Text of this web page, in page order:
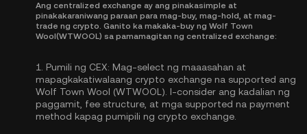
Ang centralized exchange ay ang pinakasimple at
pinakakaraniwang paraan para mag-buy, mag-hold, at mag-
trade ng crypto. Ganito ka makaka-buy ng Wolf Town
Wool(WTWOOL) sa pamamagitan ng centralized exchange:
1. Pumili ng CEX: Mag-select ng maaasahan at
mapagkakatiwalaang crypto exchange na supported ang
Wolf Town Wool (WTWOOL). I-consider ang kadalian ng
paggamit, fee structure, at mga supported na payment
method kapag pumipili ng crypto exchange.